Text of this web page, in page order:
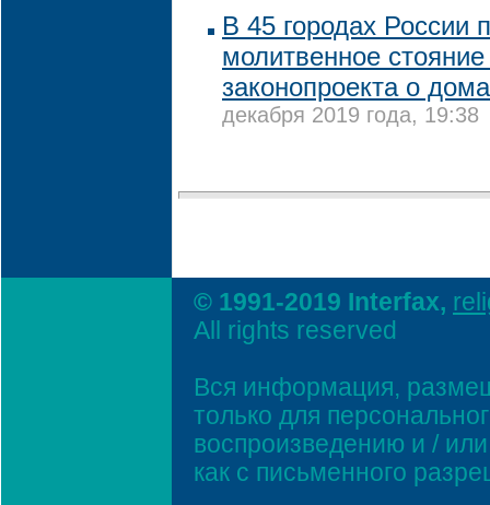
В 45 городах России
молитвенное
законопроекта о
декабря 2019 года, 19:38
© 1991-2019 Interfax,
All rights reserved
Вся информация,
только для
воспроизведению и /
как с письменного